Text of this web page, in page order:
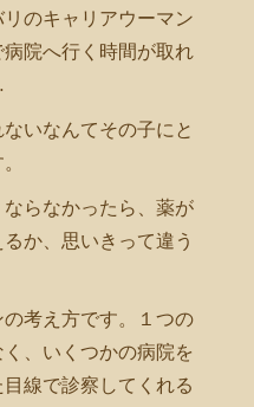
のキャリアウーマン
院へ行く時間が取れ
いなんてその子にと
らなかったら、薬が
か、思いきって違う
考え方です。１つの
、いくつかの病院を
線で診察してくれる